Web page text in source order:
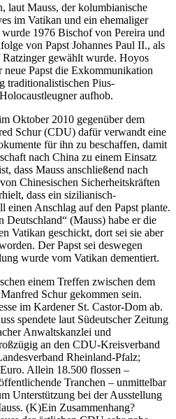
laut Mauss, der kolumbianische
im Vatikan und ein ehemaliger
1976 Bischof von Pereira und
von Papst Johannes Paul II., als
Ratzinger gewählt wurde. Hoyos
neue Papst die Exkommunikation
traditionalistischen Pius-
aufhob.
Oktober 2010 gegenüber dem
Schur (CDU) dafür verwandt eine
für ihn zu beschaffen, damit
nach China zu einem Einsatz
dass Mauss anschließend nach
Chinesischen Sicherheitskräften
dass ein sizilianisch-
einen Anschlag auf den Papst plante.
Deutschland“ (Mauss) habe er die
Vatikan geschickt, dort sei sie aber
Der Papst sei deswegen
wurde vom Vatikan dementiert.
einem Treffen zwischen dem
Schur gekommen sein.
im Kardener St. Castor-Dom ab.
spendete laut Südeutscher Zeitung
Anwaltskanzlei und
an den CDU-Kreisverband
Rheinland-Pfalz;
Allein 18.500 flossen –
Tranchen – unmittelbar
Unterstützung bei der Ausstellung
(K)Ein Zusammenhang?